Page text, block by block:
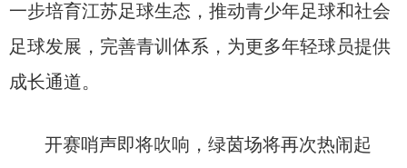
一步培育江苏足球生态，推动青少年足球和社会
足球发展，完善青训体系，为更多年轻球员提供
成长通道。
开赛哨声即将吹响，绿茵场将再次热闹起